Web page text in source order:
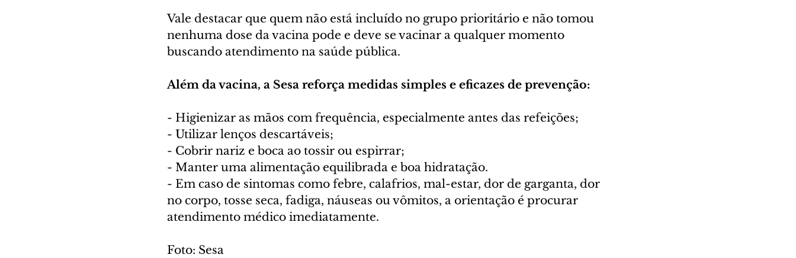
Vale destacar que quem não está incluído no grupo prioritário e não tomou
nenhuma dose da vacina pode e deve se vacinar a qualquer momento
buscando atendimento na saúde pública.
Além da vacina, a Sesa reforça medidas simples e eficazes de prevenção:
- Higienizar as mãos com frequência, especialmente antes das refeições;
- Utilizar lenços descartáveis;
- Cobrir nariz e boca ao tossir ou espirrar;
- Manter uma alimentação equilibrada e boa hidratação.
- Em caso de sintomas como febre, calafrios, mal-estar, dor de garganta, dor
no corpo, tosse seca, fadiga, náuseas ou vômitos, a orientação é procurar
atendimento médico imediatamente.
Foto: Sesa